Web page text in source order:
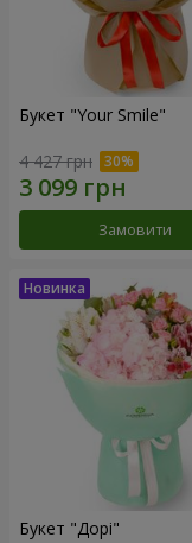
Букет "Your Smile"
4 427 грн
Замовити
Букет "Дорі"